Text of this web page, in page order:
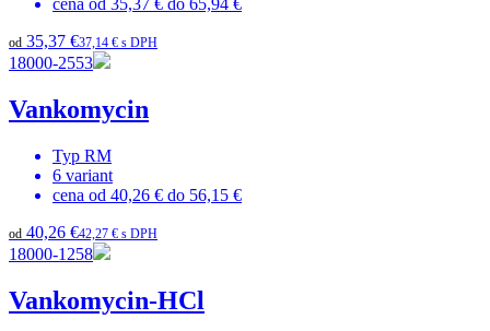
cena od 35,37 € do 65,94 €
od 35,37 €37,14 € s DPH
18000-2553
Vankomycin
Typ RM
6 variant
cena od 40,26 € do 56,15 €
od 40,26 €42,27 € s DPH
18000-1258
Vankomycin-HCl